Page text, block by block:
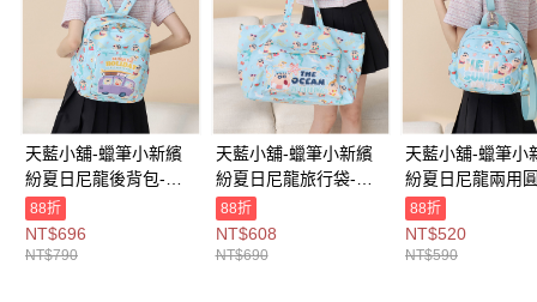
由本公司與您本人進行分期帳單所需資料之確認、核對及更正。
3.完整用戶服務條款，請詳閱以下連結：https://oppay.tw/userRule
每筆NT$80，滿NT$1,000(含以上)免運費
付款後7-11取貨
每筆NT$80，滿NT$1,000(含以上)免運費
宅配
每筆NT$100，滿NT$1,000(含以上)免運費
付款後門市自取
免運費
天藍小舖-蠟筆小新繽
紛夏日尼龍後背包-單1
款-$790【A12122313
】
88折
NT$696
NT$790
天藍小舖-蠟筆小新繽
紛夏日尼龍旅行袋-單1
款-$690【A13130103
】
88折
NT$608
NT$690
天藍小舖-蠟筆小
紛夏日尼龍兩用
背包-單1
款-$590【
】
88折
NT$520
NT$590